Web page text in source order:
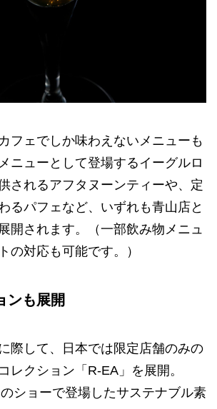
フェでしか味わえないメニューも
ニューとして登場するイーグルロ
されるアフタヌーンティーや、定
るパフェなど、いずれも青山店と
開されます。（一部飲み物メニュ
の対応も可能です。）
ンも展開
際して、日本では限定店舗のみの
レクション「R-EA」を展開。
ショーで登場したサステナブル素